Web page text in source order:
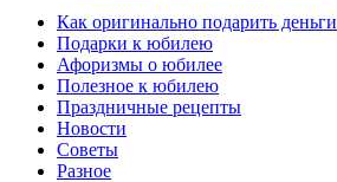
Как оригинально подарить деньги
Подарки к юбилею
Афоризмы о юбилее
Полезное к юбилею
Праздничные рецепты
Новости
Советы
Разное